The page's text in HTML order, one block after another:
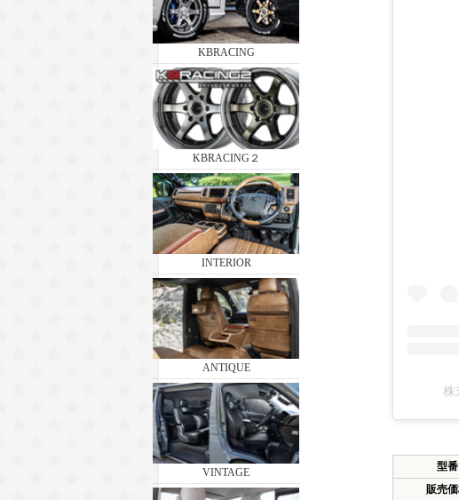
KBRACING
KBRACING２
INTERIOR
ANTIQUE
VINTAGE
型番
販売